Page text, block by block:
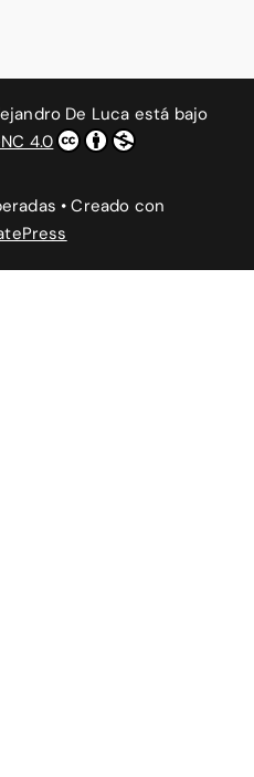
De Luca está bajo
4.0
• Creado con